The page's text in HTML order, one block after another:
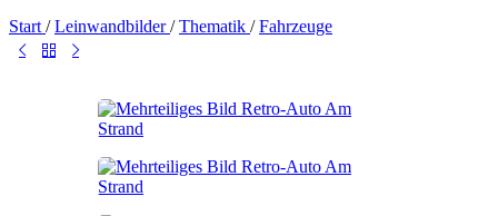
Start / Leinwandbilder/ Thematik / Fahrzeuge